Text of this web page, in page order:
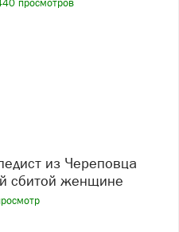
просмотров
сбитой женщине